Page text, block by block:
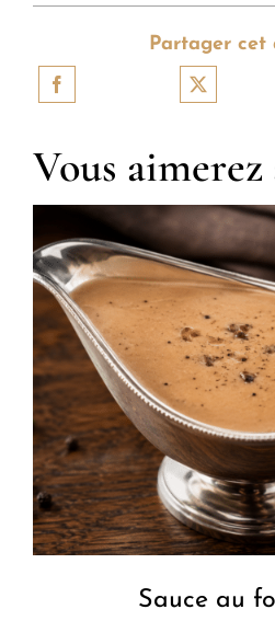
Partager cet
Vous aimerez
Sauce au